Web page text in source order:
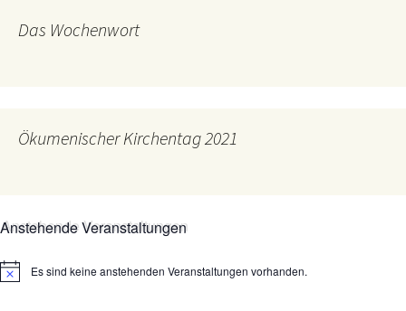
Das Wochenwort
Ökumenischer Kirchentag 2021
Anstehende Veranstaltungen
HinweisEs sind keine anstehenden Veranstaltungen vorhanden.